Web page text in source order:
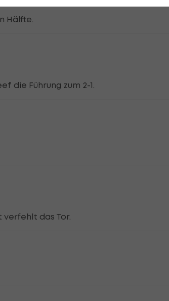
Hälfte.
die Führung zum 2-1.
verfehlt das Tor.